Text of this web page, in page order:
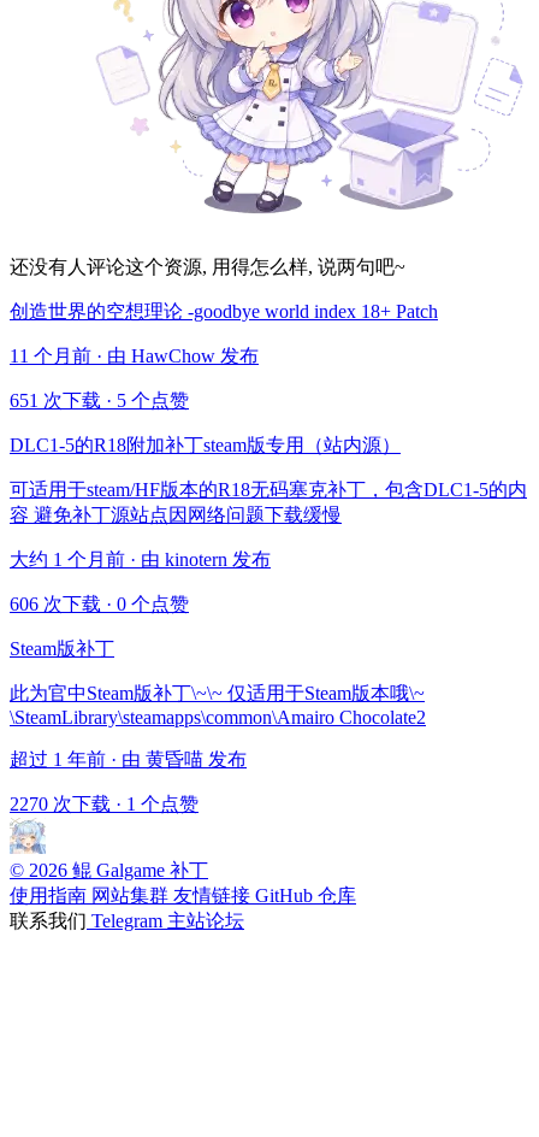
还没有人评论这个资源, 用得怎么样, 说两句吧~
创造世界的空想理论 -goodbye world index 18+ Patch
11 个月前 · 由 HawChow 发布
651 次下载 · 5 个点赞
DLC1-5的R18附加补丁steam版专用（站内源）
可适用于steam/HF版本的R18无码塞克补丁，包含DLC1-5的内
容 避免补丁源站点因网络问题下载缓慢
大约 1 个月前 · 由 kinotern 发布
606 次下载 · 0 个点赞
Steam版补丁
此为官中Steam版补丁\~\~ 仅适用于Steam版本哦\~
\SteamLibrary\steamapps\common\Amairo Chocolate2
超过 1 年前 · 由 黄昏喵 发布
2270 次下载 · 1 个点赞
© 2026 鲲 Galgame 补丁
使用指南 网站集群 友情链接 GitHub 仓库
联系我们 Telegram 主站论坛